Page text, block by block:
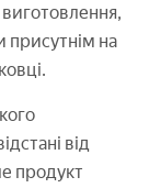
присутнім на
від
продукт